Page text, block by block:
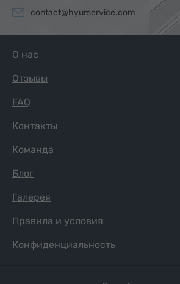
contact@hyurservice.com
О нас
Отзывы
FAQ
Контакты
Команда
Блог
Галерея
Правила и условия
Конфиденциальность